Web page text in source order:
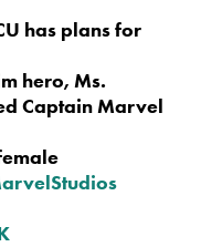
has plans for
hero, Ms.
Captain Marvel